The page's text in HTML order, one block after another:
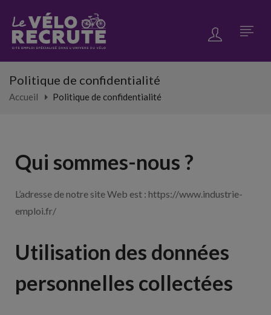
Politique de confidentialité
Accueil Politique de confidentialité
Qui sommes-nous ?
L’adresse de notre site Web est : https://www.industrie-
emploi.fr/
Utilisation des données
personnelles collectées